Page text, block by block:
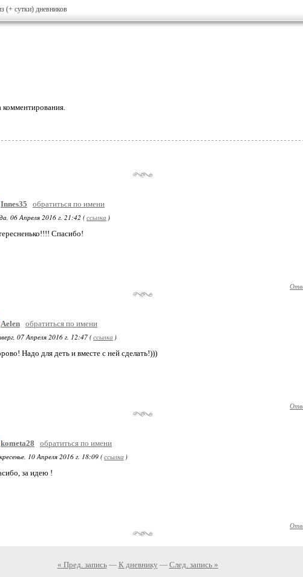
(+ сутки) дневников
комментирования.
Innes35
обратиться по имени
06 Апреля 2016 г. 21:42 (ссылка )
Спасибо!
Aelen обратиться по имени
07 Апреля 2016 г. 12:47 (ссылка )
Надо для деть и вместе с ней сделать!)))
kometa28
обратиться по имени
10 Апреля 2016 г. 18:09 (ссылка )
за идею !
« Пред. запись— К дневнику — След. запись »